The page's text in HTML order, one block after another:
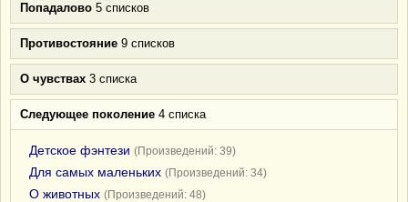
Попадалово 5 списков
Противостояние 9 списков
О чувствах 3 списка
Следующее поколение 4 списка
Детское фэнтези (Произведений: 39)
Для самых маленьких (Произведений: 34)
О животных (Произведений: 48)